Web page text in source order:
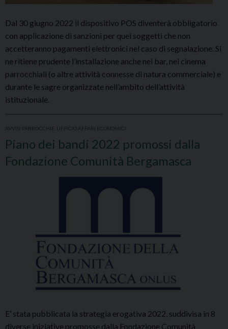
Dal 30 giugno 2022 il dispositivo POS diventerà obbligatorio
con applicazione di sanzioni per quei soggetti che non
accetteranno pagamenti elettronici nel caso di segnalazione. Si
ne ritiene prudente l’installazione anche nei bar, nei cinema
parrocchiali (o altre attività connesse di natura commerciale) e
durante le sagre organizzate nell’ambito dell’attività
istituzionale.
AVVISI PARROCCHIE UFFICIO AFFARI ECONOMICI
Piano dei bandi 2022 promossi dalla
Fondazione Comunità Bergamasca
E’ stata pubblicata la strategia erogativa 2022, suddivisa in 8
diverse iniziative promosse dalla Fondazione Comunità